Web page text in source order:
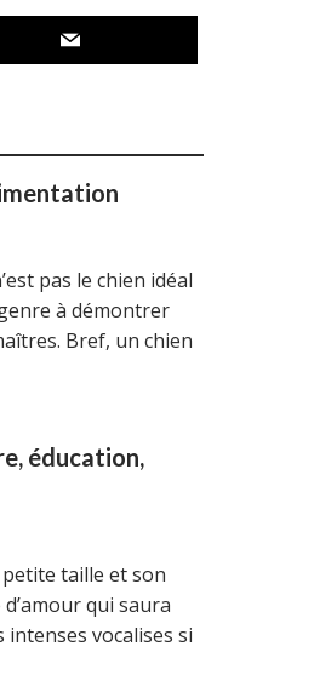
pas le chien idéal
à démontrer
Bref, un chien
éducation,
taille et son
qui saura
vocalises si